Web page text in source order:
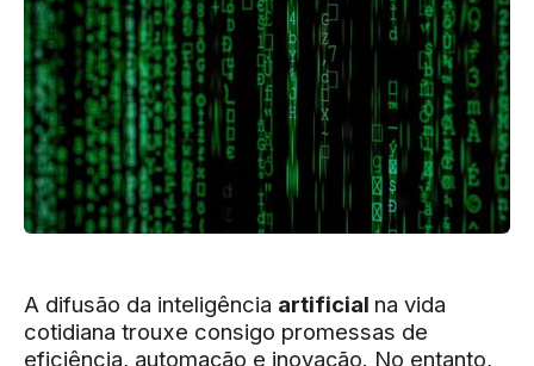
A difusão da inteligência artificial na vida
cotidiana trouxe consigo promessas de
eficiência, automação e inovação. No entanto,